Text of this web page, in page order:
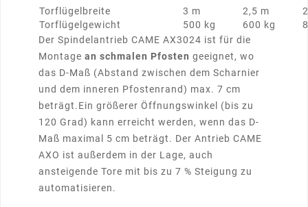
Torflügelbreite 3 m 2,5 m
Torflügelgewicht
500 kg 600 kg
Der Spindelantrieb CAME AX3024 ist für die
Montage an schmalen Pfosten geeignet, wo
das D-Maß (Abstand zwischen dem Scharnier
und dem inneren Pfostenrand) max. 7 cm
beträgt.Ein größerer Öffnungswinkel (bis zu
120 Grad) kann erreicht werden, wenn das D-
Maß maximal 5 cm beträgt. Der Antrieb CAME
AXO ist außerdem in der Lage, auch
ansteigende Tore mit bis zu 7 % Steigung zu
automatisieren.